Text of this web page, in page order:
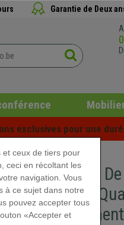
Garantie de Deux
exclusives pour une
Fauteuil
Grande
et ceux de tiers pour
ceci en récoltant les
navigation. Vous
à ce sujet dans notre
pouvez accepter tous
«Accepter et